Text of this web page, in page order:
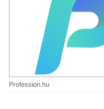
Profession.hu